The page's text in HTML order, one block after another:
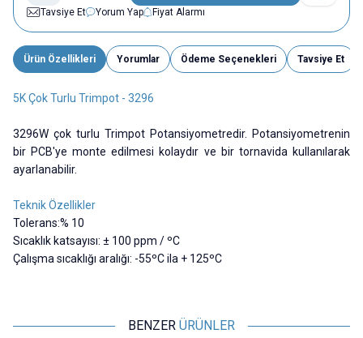
Tavsiye Et
Yorum Yap Fiyat Alarmı
Ürün Özellikleri Yorumlar Ödeme Seçenekleri Tavsiye Et
5K Çok Turlu Trimpot - 3296
3296W çok turlu Trimpot Potansiyometredir. Potansiyometrenin
bir PCB'ye monte edilmesi kolaydır ve bir tornavida kullanılarak
ayarlanabilir.
Teknik Özellikler
Tolerans:% 10
Sıcaklık katsayısı: ± 100 ppm / ºC
Çalışma sıcaklığı aralığı: -55ºC ila + 125ºC
BENZER ÜRÜNLER